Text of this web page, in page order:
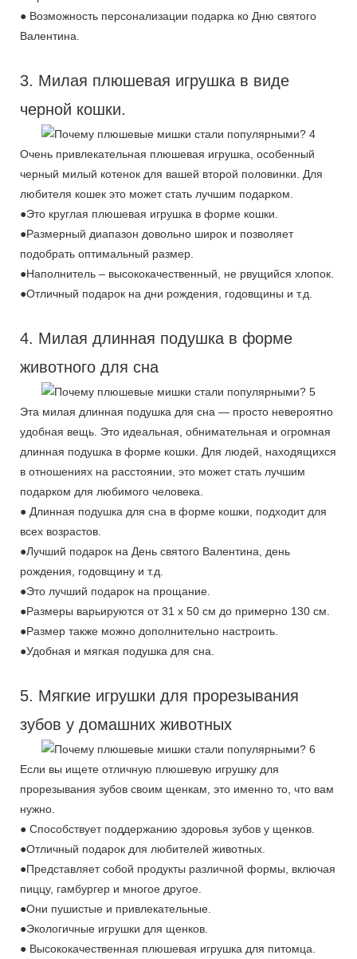
● Возможность персонализации подарка ко Дню святого
Валентина.
3. Милая плюшевая игрушка в виде
черной кошки.
Очень привлекательная плюшевая игрушка, особенный
черный милый котенок для вашей второй половинки. Для
любителя кошек это может стать лучшим подарком.
●Это круглая плюшевая игрушка в форме кошки.
●Размерный диапазон довольно широк и позволяет
подобрать оптимальный размер.
●Наполнитель – высококачественный, не рвущийся хлопок.
●Отличный подарок на дни рождения, годовщины и т.д.
4. Милая длинная подушка в форме
животного для сна
Эта милая длинная подушка для сна — просто невероятно
удобная вещь. Это идеальная, обнимательная и огромная
длинная подушка в форме кошки. Для людей, находящихся
в отношениях на расстоянии, это может стать лучшим
подарком для любимого человека.
● Длинная подушка для сна в форме кошки, подходит для
всех возрастов.
●Лучший подарок на День святого Валентина, день
рождения, годовщину и т.д.
●Это лучший подарок на прощание.
●Размеры варьируются от 31 x 50 см до примерно 130 см.
●Размер также можно дополнительно настроить.
●Удобная и мягкая подушка для сна.
5. Мягкие игрушки для прорезывания
зубов у домашних животных
Если вы ищете отличную плюшевую игрушку для
прорезывания зубов своим щенкам, это именно то, что вам
нужно.
● Способствует поддержанию здоровья зубов у щенков.
●Отличный подарок для любителей животных.
●Представляет собой продукты различной формы, включая
пиццу, гамбургер и многое другое.
●Они пушистые и привлекательные.
●Экологичные игрушки для щенков.
● Высококачественная плюшевая игрушка для питомца.